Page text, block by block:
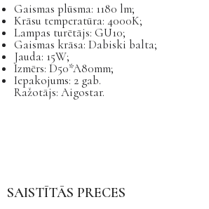
Gaismas plūsma: 1180 lm;
Krāsu temperatūra: 4000K;
Lampas turētājs: GU10;
Gaismas krāsa: Dabiski balta;
Jauda: 15W;
Izmērs: D50*A80mm;
Iepakojums: 2 gab.
Ražotājs: Aigostar.
SAISTĪTĀS PRECES